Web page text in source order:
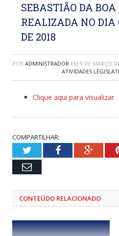
SEBASTIÃO DA
REALIZADA NO DIA
DE 2018
POR ADMINISTRADOR EM 9 DE MARÇO
ATIVIDADES
Clique aqui para visualizar
COMPARTILHAR:
TwitterFacebook
Email
CONTEÚDO RELACIONADO